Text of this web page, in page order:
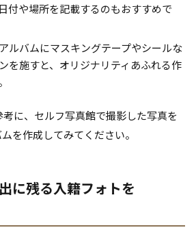
付や場所を記載するのもおすすめで
ルバムにマスキングテープやシールな
を施すと、オリジナリティあふれる作
に、セルフ写真館で撮影した写真を
を作成してみてください。
に残る入籍フォトを